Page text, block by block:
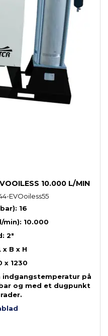
10.000 L/MIN
EVOoiless55
16
min): 10.000
2"
x B x H
x 1230
indgangstemperatur på
og med et dugpunkt